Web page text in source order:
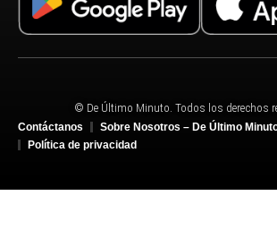
© De Último Minuto. Todos los derechos
Contáctanos
Sobre Nosotros – De Último
Política de privacidad